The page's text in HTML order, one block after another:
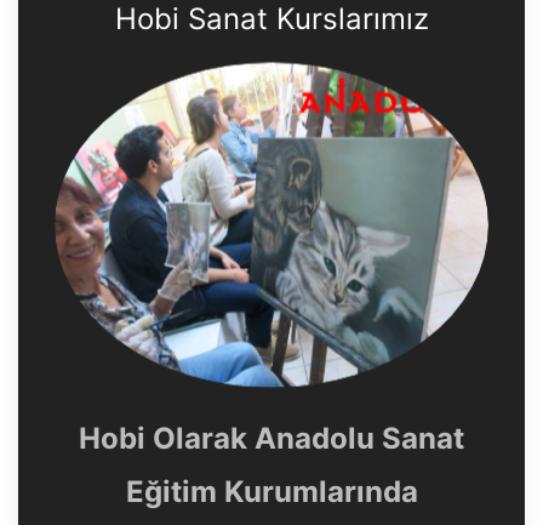
Hobi Sanat Kurslarımız
Hobi Olarak Anadolu Sanat
Eğitim Kurumlarında